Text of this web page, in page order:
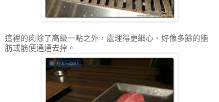
這裡的肉除了高級一點之外，處理得更細心、好像多餘的脂
肪或筋便通通去掉。